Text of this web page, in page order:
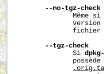
--no-tgz-check
              Même si
version
              fichier
--tgz-check
              Si
possède